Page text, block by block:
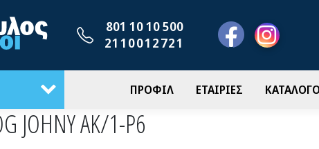
801 10 10 500
2110012721
ΠΡΟΦΙΛ ΕΤΑΙΡΙΕΣ
JOHNY AK/1-P6